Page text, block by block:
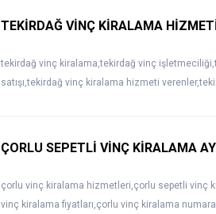
TEKİRDAĞ VİNÇ KİRALAMA
tekirdağ vinç kiralama,tekirdağ vinç
satışı,tekirdağ vinç kiralama hizmeti
ÇORLU SEPETLİ VİNÇ KİRALAMA
çorlu vinç kiralama hizmetleri,çorlu sepetli vinç
vinç kiralama fiyatları,çorlu vinç kiralama